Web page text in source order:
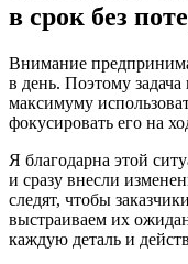
в срок без
Внимание
в день. Поэтому
максимуму
фокусировать его на
Я благодарна этой
и сразу внесли
следят, чтобы
выстраиваем их
каждую деталь и